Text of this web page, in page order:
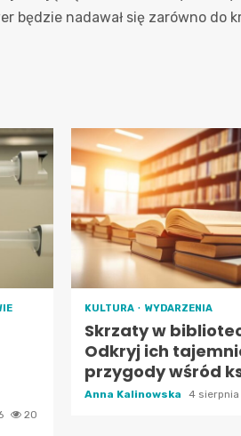
nadawał się zarówno do
20
KULTURA WYDARZENIA
Skrzaty w
Odkryj ich
przygody wśród
Anna Kalinowska 4